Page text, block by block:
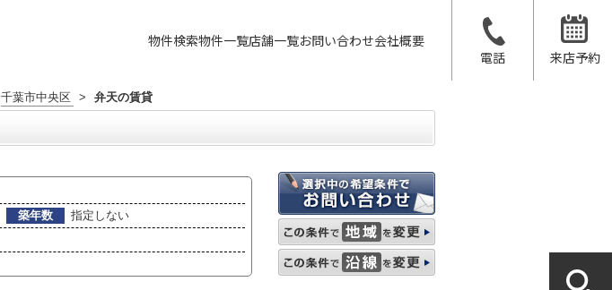
物件検索物件一覧店舗一覧お問い合わせ会社概要
電話
来店予約
千葉市中央区 > 弁天の賃貸
築年数
指定しない